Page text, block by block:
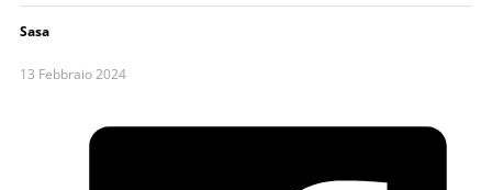
Sasa
13 Febbraio 2024